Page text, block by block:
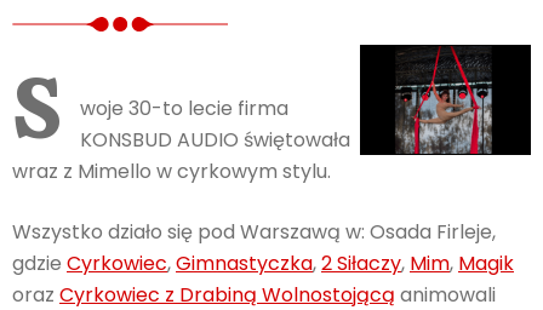
S
woje 30-to lecie firma
KONSBUD AUDIO świętowała
wraz z Mimello w cyrkowym stylu.
Wszystko działo się pod Warszawą w: Osada Firleje,
gdzie Cyrkowiec,Gimnastyczka,2 Siłaczy, Mim, Magik
oraz Cyrkowiec z Drabiną Wolnostojącą animowali